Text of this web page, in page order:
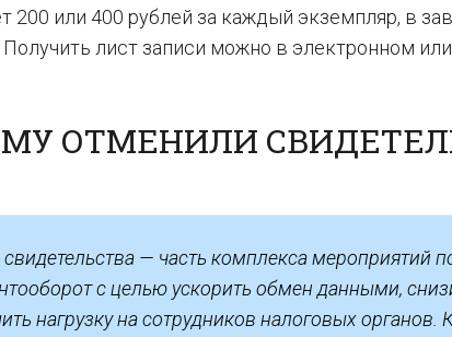
200 или 400 рублей за каждый экземпляр, в
лист записи можно в электронном
ОТМЕНИЛИ
— часть комплекса мероприятий
с целью ускорить обмен данными,
нагрузку на сотрудников налоговых органов.